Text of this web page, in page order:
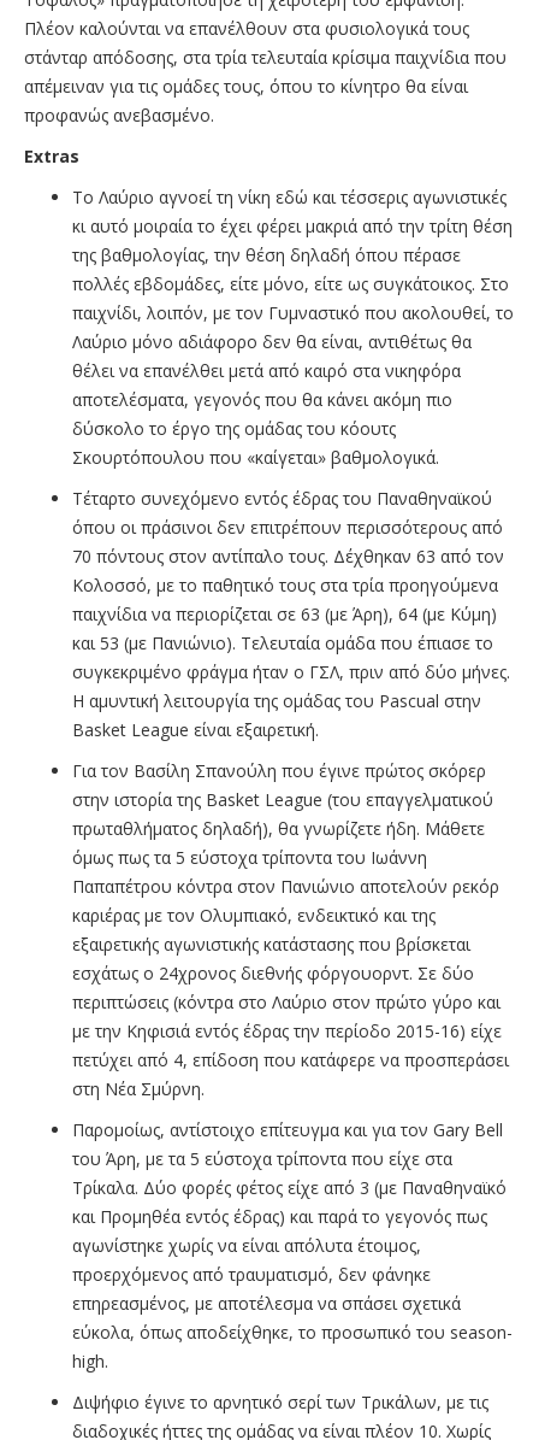
Πλέον καλούνται να επανέλθουν στα φυσιολογικά τους
στάνταρ απόδοσης, στα τρία τελευταία κρίσιμα παιχνίδια που
απέμειναν για τις ομάδες τους, όπου το κίνητρο θα είναι
προφανώς ανεβασμένο.
Extras
Το Λαύριο αγνοεί τη νίκη εδώ και τέσσερις αγωνιστικές
κι αυτό μοιραία το έχει φέρει μακριά από την τρίτη θέση
της βαθμολογίας, την θέση δηλαδή όπου πέρασε
πολλές εβδομάδες, είτε μόνο, είτε ως συγκάτοικος. Στο
παιχνίδι, λοιπόν, με τον Γυμναστικό που ακολουθεί, το
Λαύριο μόνο αδιάφορο δεν θα είναι, αντιθέτως θα
θέλει να επανέλθει μετά από καιρό στα νικηφόρα
αποτελέσματα, γεγονός που θα κάνει ακόμη πιο
δύσκολο το έργο της ομάδας του κόουτς
Σκουρτόπουλου που «καίγεται» βαθμολογικά.
Τέταρτο συνεχόμενο εντός έδρας του Παναθηναϊκού
όπου οι πράσινοι δεν επιτρέπουν περισσότερους από
70 πόντους στον αντίπαλο τους. Δέχθηκαν 63 από τον
Κολοσσό, με το παθητικό τους στα τρία προηγούμενα
παιχνίδια να περιορίζεται σε 63 (με Άρη), 64 (με Κύμη)
και 53 (με Πανιώνιο). Τελευταία ομάδα που έπιασε το
συγκεκριμένο φράγμα ήταν ο ΓΣΛ, πριν από δύο μήνες.
Η αμυντική λειτουργία της ομάδας του Pascual στην
Basket League είναι εξαιρετική.
Για τον Βασίλη Σπανούλη που έγινε πρώτος σκόρερ
στην ιστορία της Basket League (του επαγγελματικού
πρωταθλήματος δηλαδή), θα γνωρίζετε ήδη. Μάθετε
όμως πως τα 5 εύστοχα τρίποντα του Ιωάννη
Παπαπέτρου κόντρα στον Πανιώνιο αποτελούν ρεκόρ
καριέρας με τον Ολυμπιακό, ενδεικτικό και της
εξαιρετικής αγωνιστικής κατάστασης που βρίσκεται
εσχάτως ο 24χρονος διεθνής φόργουορντ. Σε δύο
περιπτώσεις (κόντρα στο Λαύριο στον πρώτο γύρο και
με την Κηφισιά εντός έδρας την περίοδο 2015-16) είχε
πετύχει από 4, επίδοση που κατάφερε να προσπεράσει
στη Νέα Σμύρνη.
Παρομοίως, αντίστοιχο επίτευγμα και για τον Gary Bell
του Άρη, με τα 5 εύστοχα τρίποντα που είχε στα
Τρίκαλα. Δύο φορές φέτος είχε από 3 (με Παναθηναϊκό
και Προμηθέα εντός έδρας) και παρά το γεγονός πως
αγωνίστηκε χωρίς να είναι απόλυτα έτοιμος,
προερχόμενος από τραυματισμό, δεν φάνηκε
επηρεασμένος, με αποτέλεσμα να σπάσει σχετικά
εύκολα, όπως αποδείχθηκε, το προσωπικό του season-
high.
Διψήφιο έγινε το αρνητικό σερί των Τρικάλων, με τις
διαδοχικές ήττες της ομάδας να είναι πλέον 10. Χωρίς